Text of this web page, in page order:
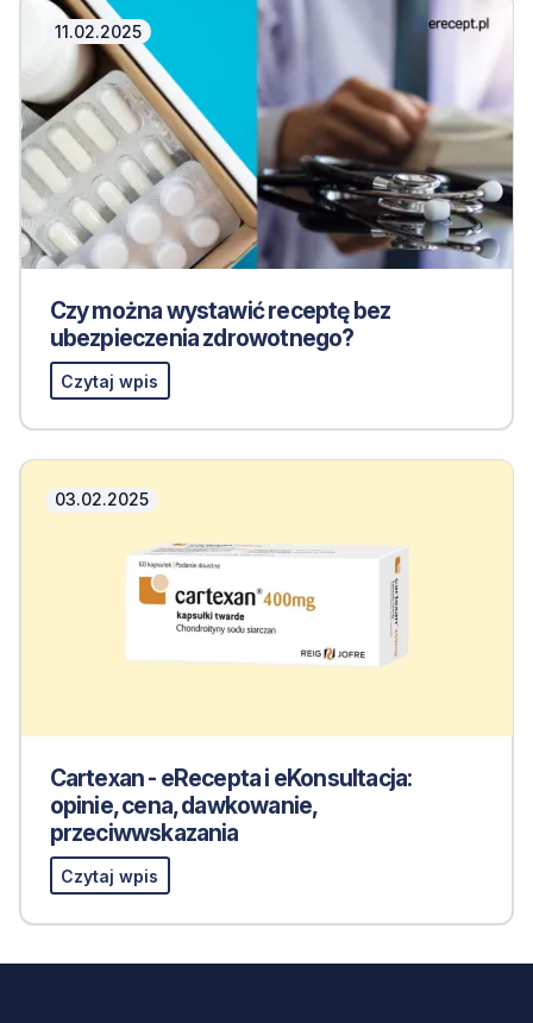
11.02.2025
Czy można wystawić receptę bez
ubezpieczenia zdrowotnego?
Czytaj wpis
03.02.2025
Cartexan - eRecepta i eKonsultacja:
opinie, cena, dawkowanie,
przeciwwskazania
Czytaj wpis